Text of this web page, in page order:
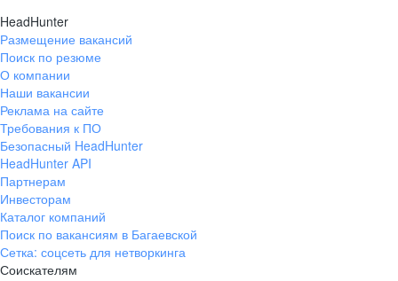
HeadHunter
Размещение вакансий
Поиск по резюме
О компании
Наши вакансии
Реклама на сайте
Требования к ПО
Безопасный HeadHunter
HeadHunter API
Партнерам
Инвесторам
Каталог компаний
Поиск по вакансиям в Багаевской
Сетка: соцсеть для нетворкинга
Соискателям